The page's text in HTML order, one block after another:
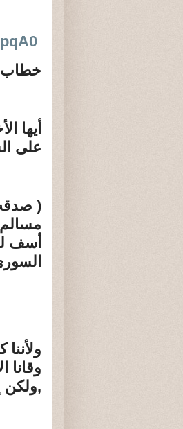
خطاب
أيها
على
(
مسالم
أسف
وقانا
,ولكن